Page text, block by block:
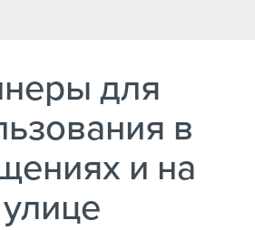
для
в
и на
улице